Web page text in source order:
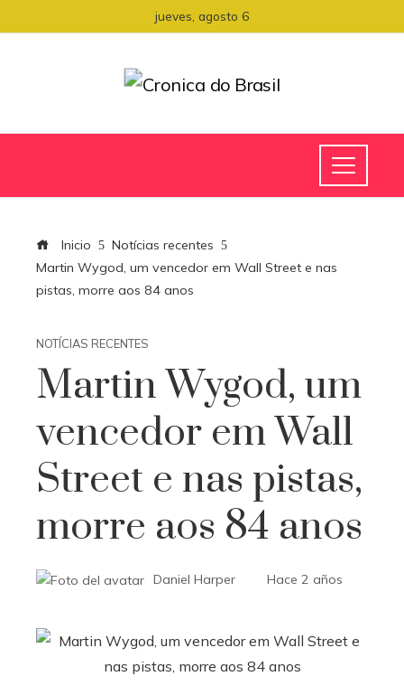
jueves, agosto 6
Inicio
Notícias recentes
Martin Wygod, um vencedor em Wall Street e nas
pistas, morre aos 84 anos
NOTÍCIAS RECENTES
Martin Wygod, um
vencedor em Wall
Street e nas pistas,
morre aos 84 anos
Daniel Harper Hace 2 años